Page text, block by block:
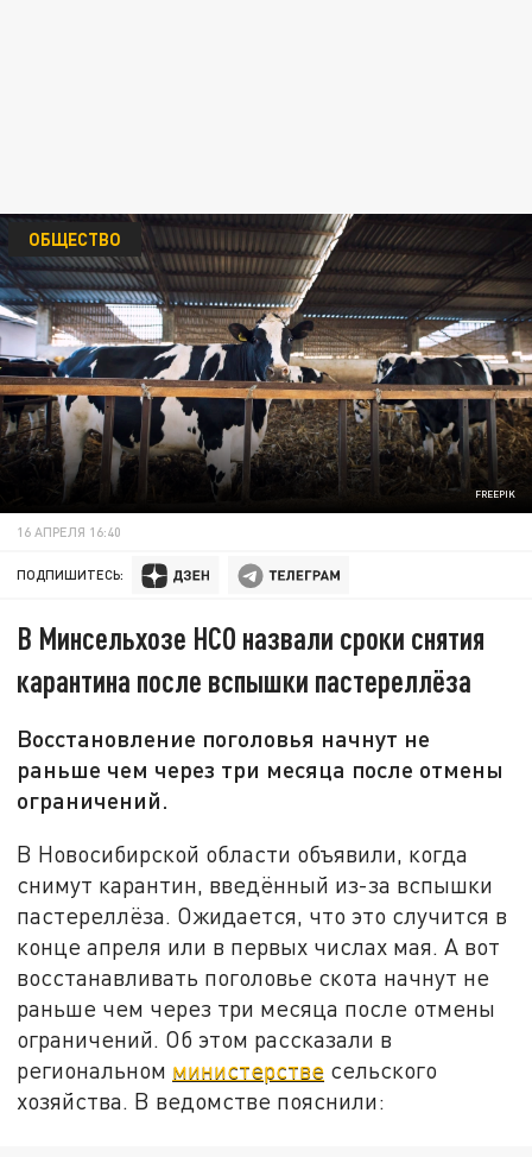
FREEPIK
ОБЩЕСТВО
16 АПРЕЛЯ 16:40
ПОДПИШИТЕСЬ:
В Минсельхозе НСО назвали сроки снятия
карантина после вспышки пастереллёза
Восстановление поголовья начнут не
раньше чем через три месяца после отмены
ограничений.
В Новосибирской области объявили, когда
снимут карантин, введённый из-за вспышки
пастереллёза. Ожидается, что это случится в
конце апреля или в первых числах мая. А вот
восстанавливать поголовье скота начнут не
раньше чем через три месяца после отмены
ограничений. Об этом рассказали в
региональном министерстве сельского
хозяйства. В ведомстве пояснили: